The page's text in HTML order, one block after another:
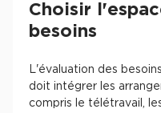
Choisir
besoins
L'évaluation des
doit intégrer les
compris le télétravail,